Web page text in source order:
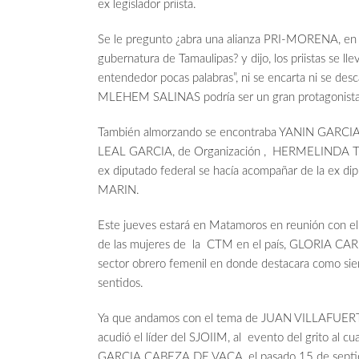
ex legislador priista.
Se le pregunto ¿abra una alianza PRI-MORENA,
gubernatura de Tamaulipas? y dijo, los priistas se
entendedor pocas palabras”, ni se encarta ni se
MLEHEM SALINAS podría ser un gran
También almorzando se encontraba YANIN
LEAL GARCIA, de Organización , HERMELINDA
ex diputado federal se hacía acompañar de la ex
MARIN.
Este jueves estará en Matamoros en reunión con
de las mujeres de la CTM en el país, GLORIA
sector obrero femenil en donde destacara como
sentidos.
Ya que andamos con el tema de JUAN
acudió el líder del SJOIIM, al evento del grito al